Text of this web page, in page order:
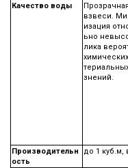
Качество воды
взвеси.
изация
ьно
лика
знений.
Производительн
ость
до 1 куб.м,